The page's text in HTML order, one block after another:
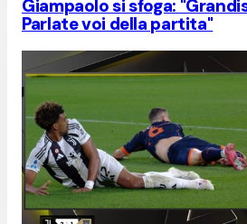
Giampaolo si sfoga:
Parlate voi della partita"